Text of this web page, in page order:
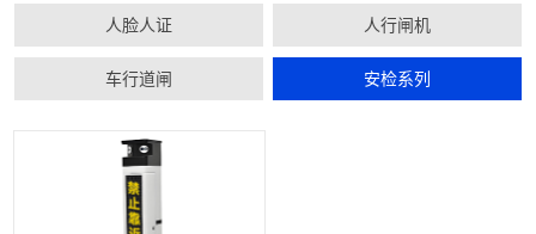
人脸人证 人行闸机
车行道闸 安检系列